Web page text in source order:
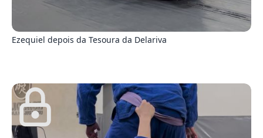
Ezequiel depois da Tesoura da Delariva